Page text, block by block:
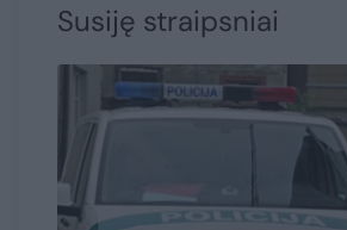
Susiję straipsniai